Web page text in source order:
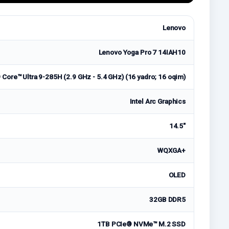
Lenovo
Lenovo Yoga Pro 7 14IAH10
Ultra 9-285H (2.9 GHz - 5.4 GHz) (16 yadro; 16 oqim)
Intel Arc Graphics
14.5"
WQXGA+
OLED
32GB DDR5
1TB PCIe® NVMe™ M.2 SSD